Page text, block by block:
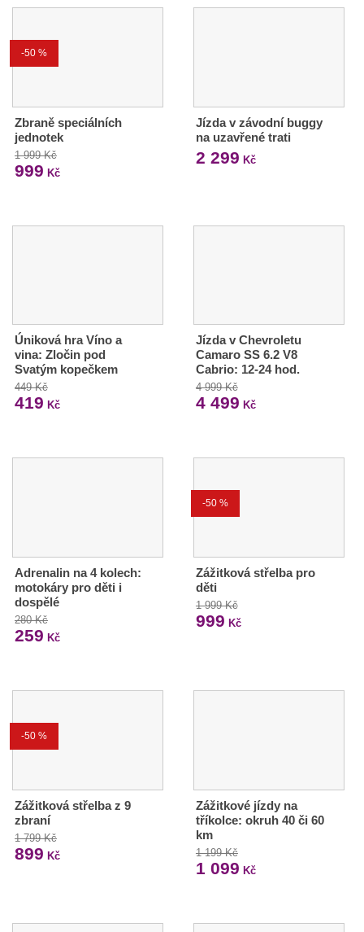
-50 %
Zbraně speciálních
jednotek
1 999 Kč
999 Kč
Jízda v závodní buggy
na uzavřené trati
2 299 Kč
Úniková hra Víno a
vina: Zločin pod
Svatým kopečkem
449 Kč
419 Kč
Jízda v Chevroletu
Camaro SS 6.2 V8
Cabrio: 12-24 hod.
4 999 Kč
4 499 Kč
Adrenalin na 4 kolech:
motokáry pro děti i
dospělé
280 Kč
259 Kč
-50 %
Zážitková střelba pro
děti
1 999 Kč
999 Kč
-50 %
Zážitková střelba z 9
zbraní
1 799 Kč
899 Kč
Zážitkové jízdy na
tříkolce: okruh 40 či 60
km
1 199 Kč
1 099 Kč